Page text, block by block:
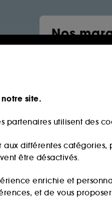
Nos
Sephora
site.
partenaires utilisent des
différentes catégories,
être désactivés.
enrichie et
et de vous